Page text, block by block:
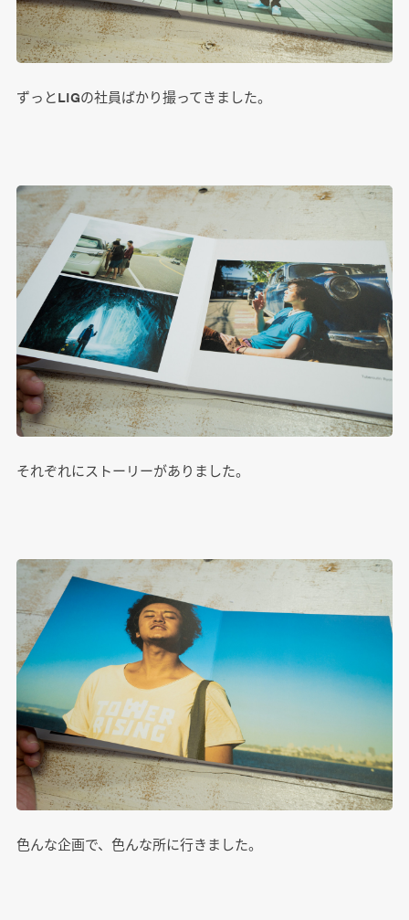
ずっとLIGの社員ばかり撮ってきました。
それぞれにストーリーがありました。
色んな企画で、色んな所に行きました。